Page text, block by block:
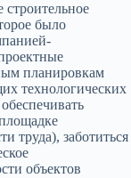
строительное
было
планировкам
технологических
труда), заботиться
объектов